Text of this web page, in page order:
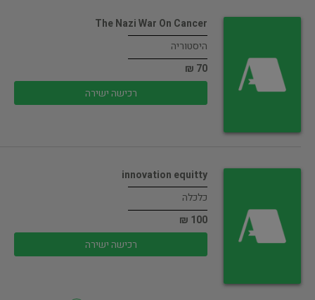
The Nazi War On Cancer
היסטוריה
70 ₪
רכישה ישירה
innovation equitty
כלכלה
100 ₪
רכישה ישירה